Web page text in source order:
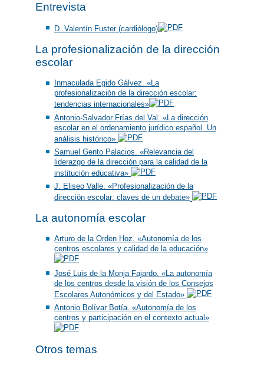
Entrevista
D. Valentín Fuster (cardiólogo)
La profesionalización de la dirección
escolar
Inmaculada Egido Gálvez. «La
profesionalización de la dirección escolar:
tendencias internacionales»
Antonio-Salvador Frías del Val. «La dirección
escolar en el ordenamiento jurídico español. Un
análisis histórico»
Samuel Gento Palacios. «Relevancia del
liderazgo de la dirección para la calidad de la
institución educativa»
J. Eliseo Valle. «Profesionalización de la
dirección escolar: claves de un debate»
La autonomía escolar
Arturo de la Orden Hoz. «Autonomía de los
centros escolares y calidad de la educación»
José Luis de la Monja Fajardo. «La autonomía
de los centros desde la visión de los Consejos
Escolares Autonómicos y del Estado»
Antonio Bolívar Botía. «Autonomía de los
centros y participación en el contexto actual»
Otros temas